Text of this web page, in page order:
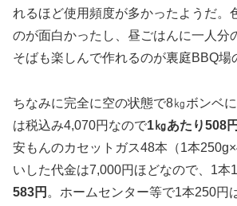
れるほど使用頻度が多かったようだ。
のが面白かったし、昼ごはんに一人分
そばも楽しんで作れるのが裏庭BBQ場
ちなみに完全に空の状態で8㎏ボンベ
は税込み4,070円なので1㎏あたり508円
安もんのカセットガス48本（1本
いした代金は7,000円ほどなので、1本
583円 。ホームセンター等で1本250円